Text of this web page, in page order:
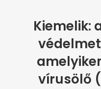
Kiemelik:
vírusölő